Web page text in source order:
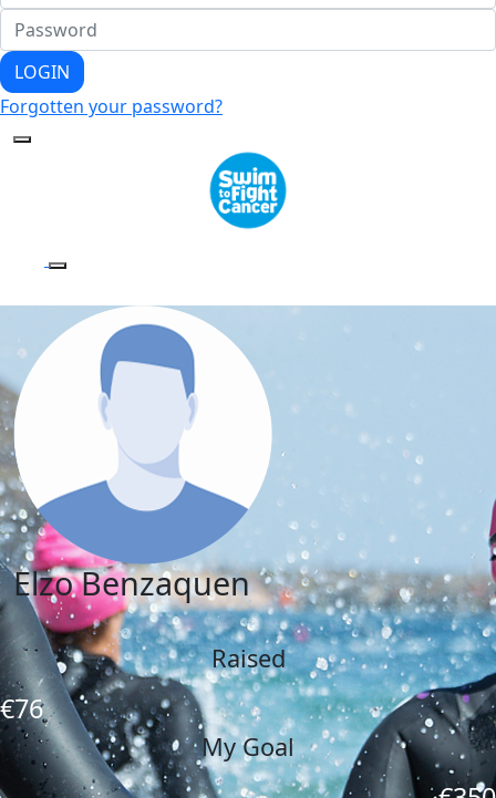
LOGIN
Forgotten your password?
Elzo Benzaquen
Raised
€76
My Goal